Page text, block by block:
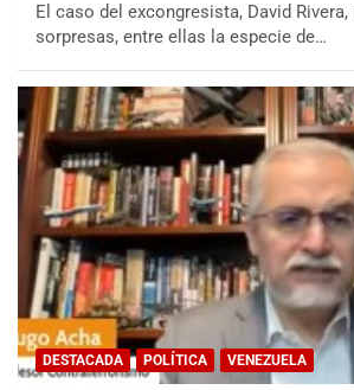
El caso del excongresista, David
sorpresas, entre ellas la especie de…
DESTACADA POLÍTICA VENEZUELA